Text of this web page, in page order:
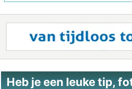
Heb je een leuke tip,